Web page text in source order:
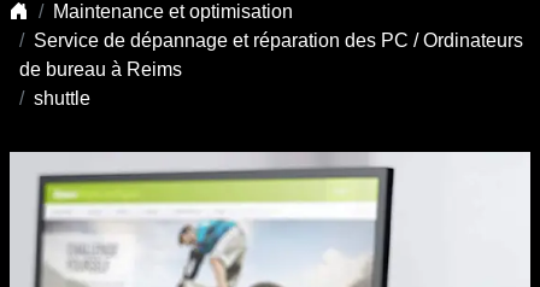
Maintenance et optimisation
Service de dépannage et réparation des PC / Ordinateurs
de bureau à Reims
shuttle